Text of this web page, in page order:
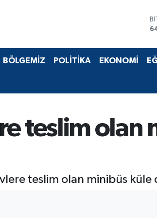
BÖLGEMİZ POLİTİKA EKONOMİ
teslim olan
teslim olan minibüs küle